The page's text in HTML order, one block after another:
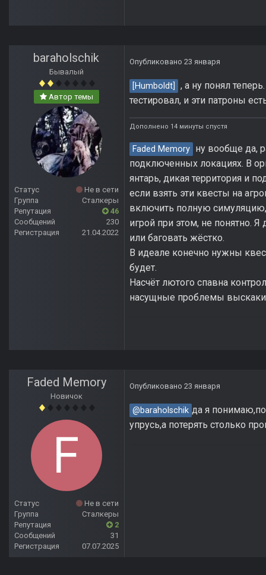
baraholschik
Бывалый
Автор темы
Статус
Не в сети
Группа
Сталкеры
Репутация
46
Сообщений
230
Регистрация
21.04.2022
Опубликовано 23 января
[Humboldt]
, а ну понял
тестировал, и эти патроны
Дополнено 14 минуты спустя
Faded Memory ну вообще да,
подключенных локациях. В
янтарь, дикая территория и
если взять эти квесты на
включить полную симуляцию,
игрой при этом, не понятно.
или баговать жёстко.
В идеале конечно нужны
будет.
Насчёт лютого спавна
насущные проблемы
Faded Memory
Новичок
Статус
Не в сети
Группа
Сталкеры
Репутация
2
Сообщений
31
Регистрация
07.07.2025
Опубликовано 23 января
@baraholschik да я
упрусь,а потерять столько